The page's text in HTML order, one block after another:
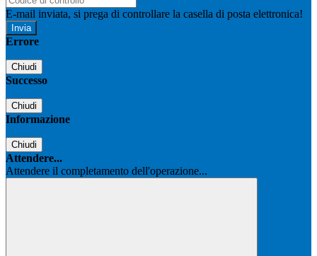
E-mail inviata, si prega di controllare la casella di posta elettronica!
Errore
Chiudi
Successo
Chiudi
Informazione
Chiudi
Attendere...
Attendere il completamento dell'operazione...